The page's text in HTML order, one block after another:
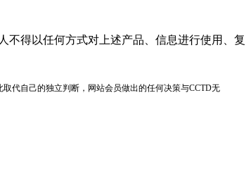
不得以任何方式对上述产品、信息进行使用、复
代自己的独立判断，网站会员做出的任何决策与CCTD无